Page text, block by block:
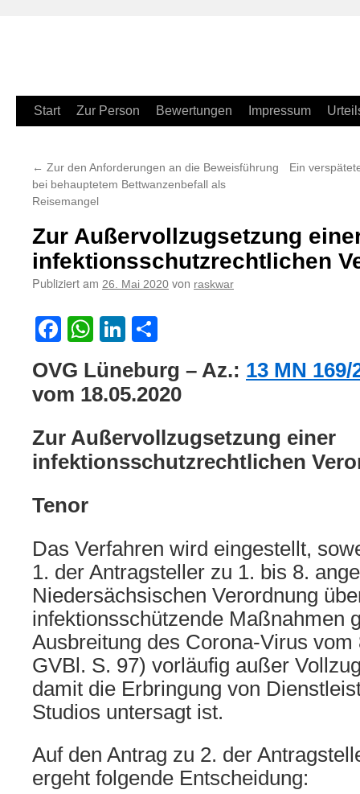
Zum
springen
Start Zur Person Bewertungen Impressum
← Zur den Anforderungen an die Beweisführung
bei behauptetem Bettwanzenbefall als
Reisemangel
Ein
Zur Außervollzugsetzung
infektionsschutzrechtlichen
Publiziert am 26. Mai 2020 von raskwar
Facebook
WhatsApp
LinkedIn
OVG Lüneburg – Az.: 13 MN 169/
vom 18.05.2020
Zur Außervollzugsetzung einer
infektionsschutzrechtlichen
Tenor
Das Verfahren wird eingestellt,
1. der Antragsteller zu 1. bis 8.
Niedersächsischen Verordnung
infektionsschützende Maßnahmen
Ausbreitung des Corona-Virus
GVBl. S. 97) vorläufig außer
damit die Erbringung von
Studios untersagt ist.
Auf den Antrag zu 2. der
ergeht folgende Entscheidung: